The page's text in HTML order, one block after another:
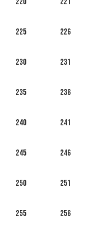
225 226
230 231
235 236
240 241
245 246
250 251
255 256